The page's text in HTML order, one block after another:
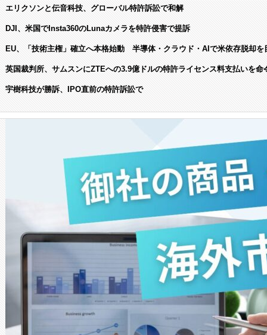
エリクソンと伝音科技、グローバル特許訴訟で和解
DJI、米国でInsta360のLunaカメラを特許侵害で提訴
EU、「技術主権」確立へ本格始動 半導体・クラウド・AIで米依存脱却を
英国裁判所、サムスンにZTEへの3.9億ドルの特許ライセンス料支払いを命
宇樹科技が勝訴、IPO直前の特許訴訟で